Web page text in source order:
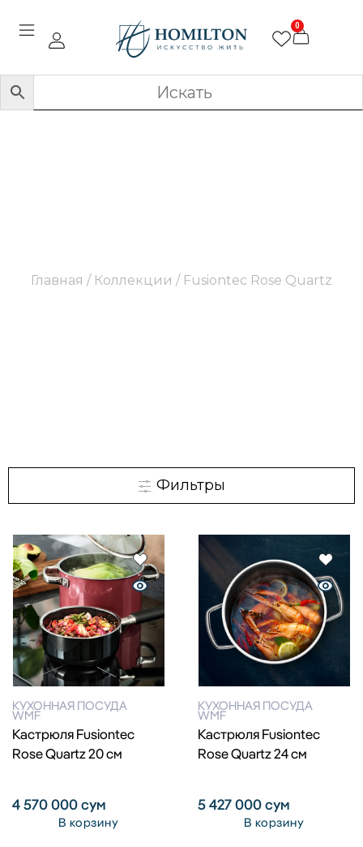
0
Главная / Коллекции / Fusiontec Rose Quartz
Фильтры
КУХОННАЯ ПОСУДА
WMF
Кастрюля Fusiontec
Rose Quartz 20 см
4 570 000сум
В корзину
КУХОННАЯ ПОСУДА
WMF
Кастрюля Fusiontec
Rose Quartz 24 см
5 427 000сум
В корзину